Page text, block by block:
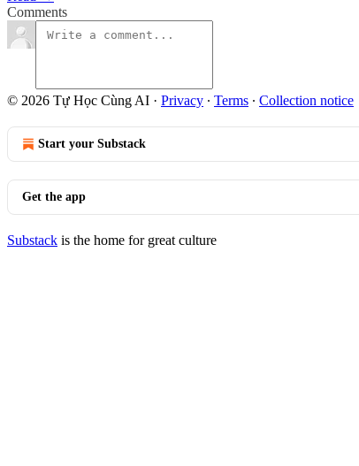
Comments
© 2026 Tự Học Cùng AI · Privacy ∙ Terms ∙ Collection notice
Start your Substack
Get the app
Substack is the home for great culture